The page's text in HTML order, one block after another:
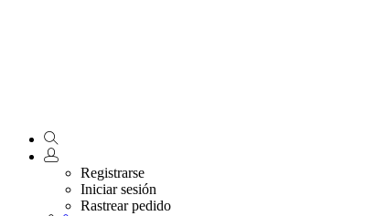
Registrarse
Iniciar sesión
Rastrear pedido